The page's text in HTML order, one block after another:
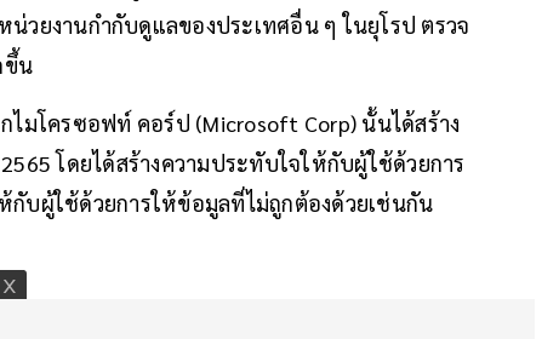
วยงานกำกับดูแลของประเทศอื่น ๆ ในยุโรป ตรวจ
ขึ้น
มโครซอฟท์ คอร์ป (Microsoft Corp) นั้นได้สร้าง
โดยได้สร้างความประทับใจให้กับผู้ใช้ด้วยการ
กับผู้ใช้ด้วยการให้ข้อมูลที่ไม่ถูกต้องด้วยเช่นกัน